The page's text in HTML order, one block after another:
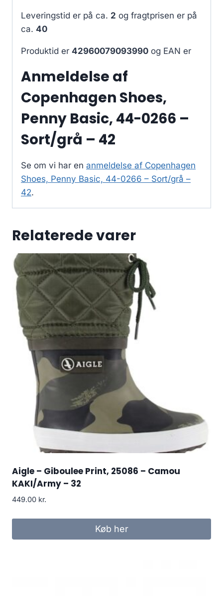
Leveringstid er på ca. 2 og fragtprisen er på
ca. 40
Produktid er 42960079093990 og EAN er
Anmeldelse af
Copenhagen Shoes,
Penny Basic, 44-0266 –
Sort/grå – 42
Se om vi har en anmeldelse af Copenhagen
Shoes, Penny Basic, 44-0266 – Sort/grå –
42.
Relaterede varer
Aigle – Giboulee Print, 25086 – Camou
KAKI/Army – 32
449.00 kr.
Køb her